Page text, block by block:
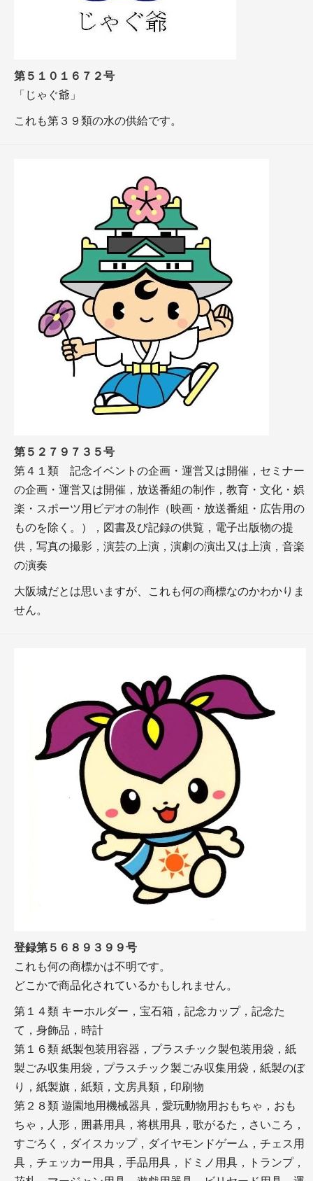
第５１０１６７２号
「じゃぐ爺」
これも第３９類の水の供給です。
第５２７９７３５号
第４１類 記念イベントの企画・運営又は開催，セミナー
の企画・運営又は開催，放送番組の制作，教育・文化・娯
楽・スポーツ用ビデオの制作（映画・放送番組・広告用の
ものを除く。），図書及び記録の供覧，電子出版物の提
供，写真の撮影，演芸の上演，演劇の演出又は上演，音楽
の演奏
大阪城だとは思いますが、これも何の商標なのかわかりま
せん。
登録第５６８９３９９号
これも何の商標かは不明です。
どこかで商品化されているかもしれません。
第１４類 キーホルダー，宝石箱，記念カップ，記念た
て，身飾品，時計
第１６類 紙製包装用容器，プラスチック製包装用袋，紙
製ごみ収集用袋，プラスチック製ごみ収集用袋，紙製のぼ
り，紙製旗，紙類，文房具類，印刷物
第２８類 遊園地用機械器具，愛玩動物用おもちゃ，おも
ちゃ，人形，囲碁用具，将棋用具，歌がるた，さいころ，
すごろく，ダイスカップ，ダイヤモンドゲーム，チェス用
具，チェッカー用具，手品用具，ドミノ用具，トランプ，